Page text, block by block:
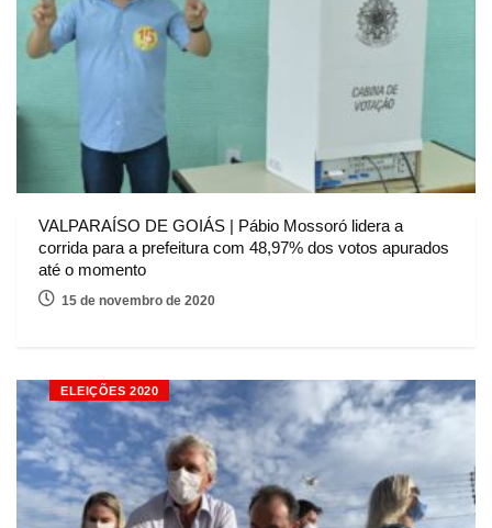
VALPARAÍSO DE GOIÁS | Pábio Mossoró lidera a
corrida para a prefeitura com 48,97% dos votos apurados
até o momento
15 de novembro de 2020
ELEIÇÕES 2020